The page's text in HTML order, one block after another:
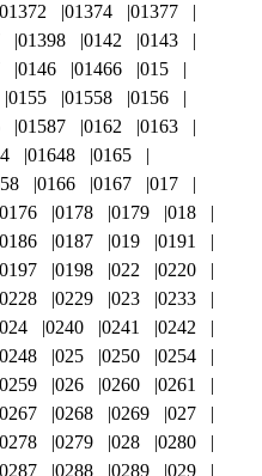
01372 01374
01377
01398 0142
0143
0146 01466
015
0155 01558
0156
01587 0162
0163
01648
0165
0166 0167
017
0176 0178 0179
018
0186 0187 019
0191
0197 0198 022
0220
0228 0229 023
0233
024 0240 0241
0242
0248 025 0250
0254
0259 026 0260
0261
0267 0268 0269
027
0278 0279 028
0280
0287 0288 0289 029